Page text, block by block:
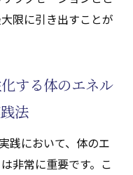
療法)の基本を日常
ト
功治療(天啓気功
めの気功治療(天啓
限に引き出すことが
する体のエネル
法
践において、体のエ
非常に重要です。こ